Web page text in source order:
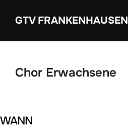
InhaltGTV FRANKENHAUSEN
Chor Erwachsene
WANN